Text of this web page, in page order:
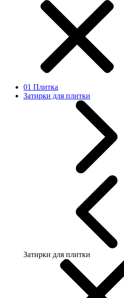
01 Плитка
Затирки для плитки
Затирки для плитки